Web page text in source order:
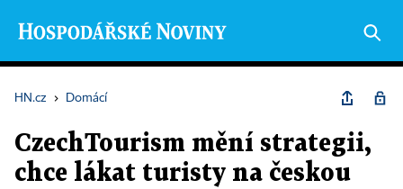
HN.cz › Domácí
CzechTourism mění strategii,
chce lákat turisty na českou